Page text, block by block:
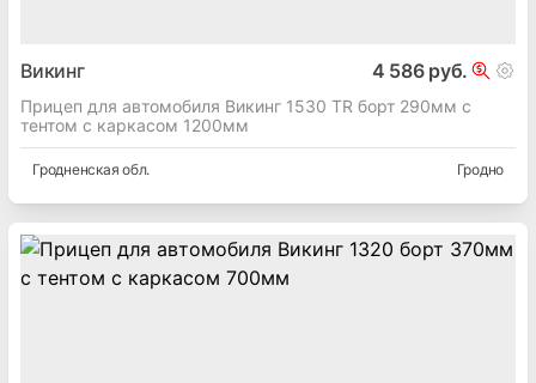
Викинг 4 586 руб.
Прицеп для автомобиля Викинг 1530 TR борт 290мм с
тентом с каркасом 1200мм
Гродненская обл. Гродно